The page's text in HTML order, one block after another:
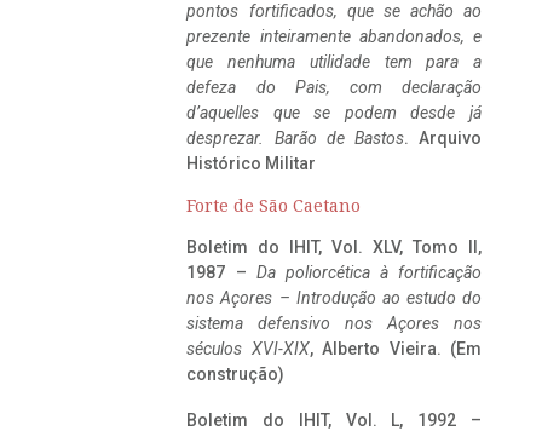
pontos fortificados, que se achão ao
prezente inteiramente abandonados, e
que nenhuma utilidade tem para a
defeza do Pais, com declaração
d’aquelles que se podem desde já
desprezar. Barão de Bastos. Arquivo
Histórico Militar
Forte de São Caetano
Boletim do IHIT, Vol. XLV, Tomo II,
1987 – Da poliorcética à fortificação
nos Açores – Introdução ao estudo do
sistema defensivo nos Açores nos
séculos XVI-XIX, Alberto Vieira. (Em
construção)
Boletim do IHIT, Vol. L, 1992 –